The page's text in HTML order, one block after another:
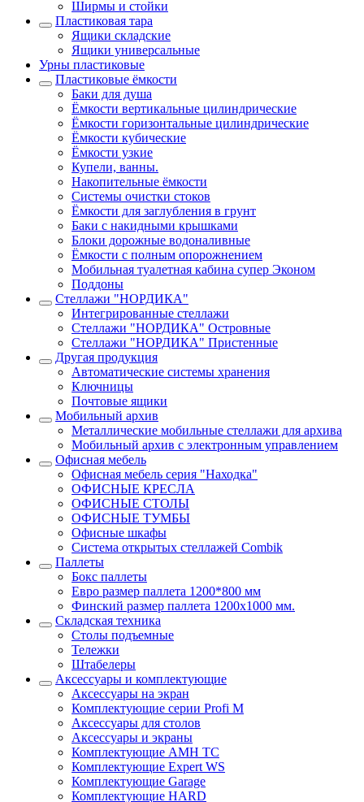
Ширмы и стойки
Пластиковая тара
Ящики складские
Ящики универсальные
Урны пластиковые
Пластиковые ёмкости
Баки для душа
Ёмкости вертикальные цилиндрические
Ёмкости горизонтальные цилиндрические
Ёмкости кубические
Ёмкости узкие
Купели, ванны.
Накопительные ёмкости
Системы очистки стоков
Ёмкости для заглубления в грунт
Баки с накидными крышками
Блоки дорожные водоналивные
Ёмкости с полным опорожнением
Мобильная туалетная кабина супер Эконом
Поддоны
Стеллажи "НОРДИКА"
Интегрированные стеллажи
Стеллажи "НОРДИКА" Островные
Стеллажи "НОРДИКА" Пристенные
Другая продукция
Автоматические системы хранения
Ключницы
Почтовые ящики
Мобильный архив
Металлические мобильные стеллажи для архива
Мобильный архив с электронным управлением
Офисная мебель
Офисная мебель серия "Находка"
ОФИСНЫЕ КРЕСЛА
ОФИСНЫЕ СТОЛЫ
ОФИСНЫЕ ТУМБЫ
Офисные шкафы
Система открытых стеллажей Combik
Паллеты
Бокс паллеты
Евро размер паллета 1200*800 мм
Финский размер паллета 1200х1000 мм.
Складская техника
Столы подъемные
Тележки
Штабелеры
Аксессуары и комплектующие
Аксессуары на экран
Комплектующие серии Profi M
Аксессуары для столов
Аксессуары и экраны
Комплектующие AMH TC
Комплектующие Expert WS
Комплектующие Garage
Комплектующие HARD